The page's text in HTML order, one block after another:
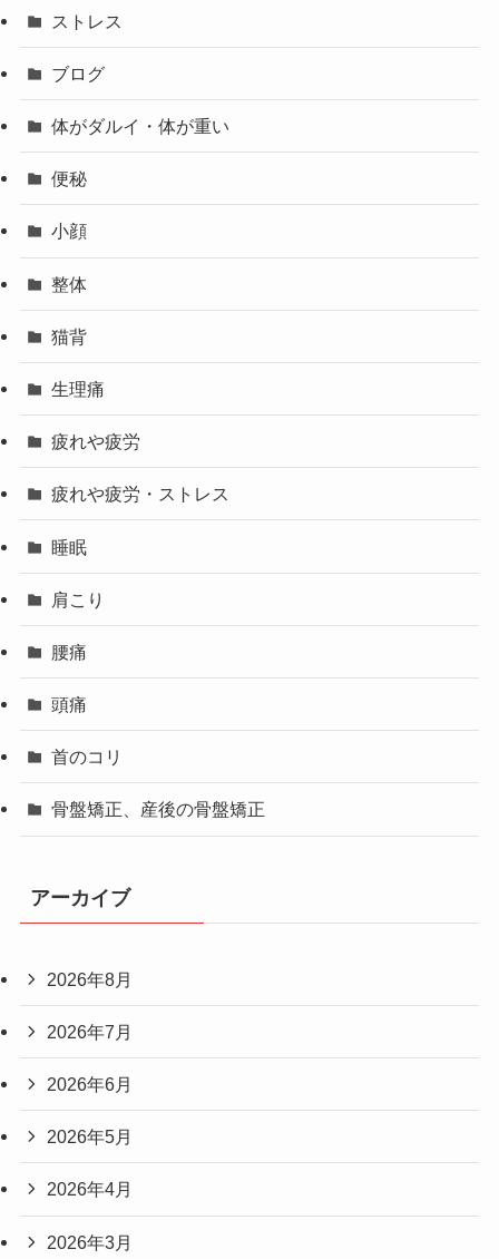
ストレス
ブログ
体がダルイ・体が重い
便秘
小顔
整体
猫背
生理痛
疲れや疲労
疲れや疲労・ストレス
睡眠
肩こり
腰痛
頭痛
首のコリ
骨盤矯正、産後の骨盤矯正
アーカイブ
2026年8月
2026年7月
2026年6月
2026年5月
2026年4月
2026年3月